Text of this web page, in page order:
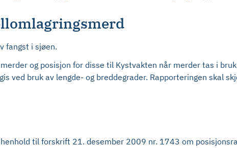
fangst i sjøen.
og posisjon for disse til Kystvakten når merder tas i
ved bruk av lengde- og breddegrader. Rapporteringen skal
til forskrift 21. desember 2009 nr. 1743 om